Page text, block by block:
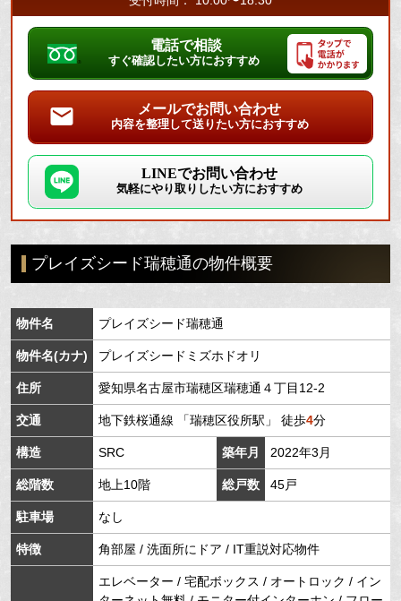
電話で相談
すぐ確認したい方におすすめ
メールでお問い合わせ
内容を整理して送りたい方におすすめ
LINEでお問い合わせ
気軽にやり取りしたい方におすすめ
プレイズシード瑞穂通の物件概要
物件名 プレイズシード瑞穂通
物件名(カナ) プレイズシードミズホドオリ
住所 愛知県名古屋市瑞穂区瑞穂通 ４丁目12-2
交通 地下鉄桜通線 「瑞穂区役所駅 」 徒歩4分
構造 SRC 築年月 2022年3月
総階数 地上10階 総戸数 45戸
駐車場 なし
特徴 角部屋 / 洗面所にドア / IT重説対応物件
エレベーター / 宅配ボックス / オートロック / イン